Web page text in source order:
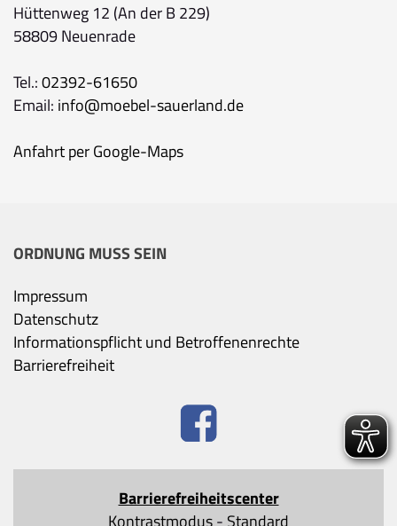
Hüttenweg 12 (An der B 229)
58809 Neuenrade
Tel.:02392-61650
Email: info@moebel-sauerland.de
Anfahrt per Google-Maps
ORDNUNG MUSS SEIN
Impressum
Datenschutz
Informationspflicht und Betroffenenrechte
Barrierefreiheit
Barrierefreiheitscenter
Kontrastmodus- Standard